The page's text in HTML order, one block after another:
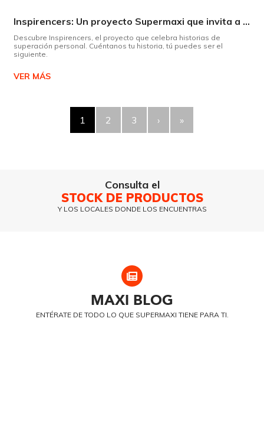
Inspirencers: Un proyecto Supermaxi que invita a ser parte del cambio.
Descubre Inspirencers, el proyecto que celebra historias de
superación personal. Cuéntanos tu historia, tú puedes ser el
siguiente.
VER MÁS
1 2 3 › »
Consulta el
STOCK DE PRODUCTOS
Y LOS LOCALES DONDE LOS ENCUENTRAS
MAXI BLOG
ENTÉRATE DE TODO LO QUE SUPERMAXI TIENE PARA TI.